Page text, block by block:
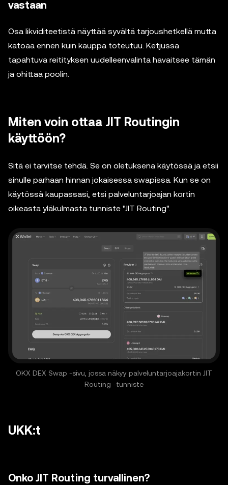
vastaan
Osa likviditeetistä näyttää syvältä tarjoushetkellä mutta
katoaa ennen kuin kauppa toteutuu. Ketjussa
tapahtuva reitityksen uudelleenvalinta havaitsee tämän
ja ohittaa poolin.
Miten voin ottaa JIT Routingin
käyttöön?
Sitä ei tarvitse tehdä. Se on oletuksena käytössä ja etsii
sinulle parhaan hinnan jokaisessa swapissa. Kun se on
käytössä kaupassasi, etsi palveluntarjoajan kortin
oikeasta yläkulmasta tunniste "JIT Routing".
OKX DEX Swap -sivu, jossa näkyy palveluntarjoajakortin JIT
Routing -tunniste
UKK:t
Onko JIT Routing turvallinen?